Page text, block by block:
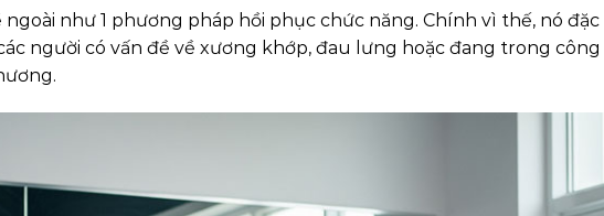
ngoài như 1 phương pháp hồi phục chức năng. Chính vì thế, nó
người có vấn đề về xương khớp, đau lưng hoặc đang trong công